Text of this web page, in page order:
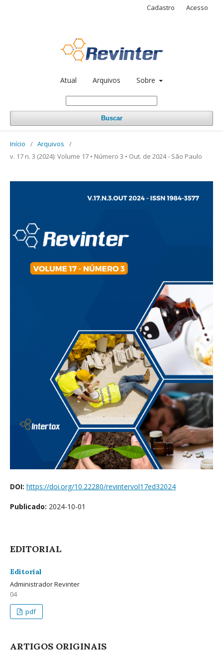
Atual Arquivos Sobre
Buscar
Cadastro Acesso
Início / Arquivos
/
v. 17 n. 3 (2024): Volume 17 • Número 3 • Out. de 2024 - São Paulo
DOI: https://doi.org/10.22280/revintervol17ed32024
Publicado: 2024-10-01
EDITORIAL
Editorial
Administrador Revinter
04
pdf
ARTIGOS ORIGINAIS